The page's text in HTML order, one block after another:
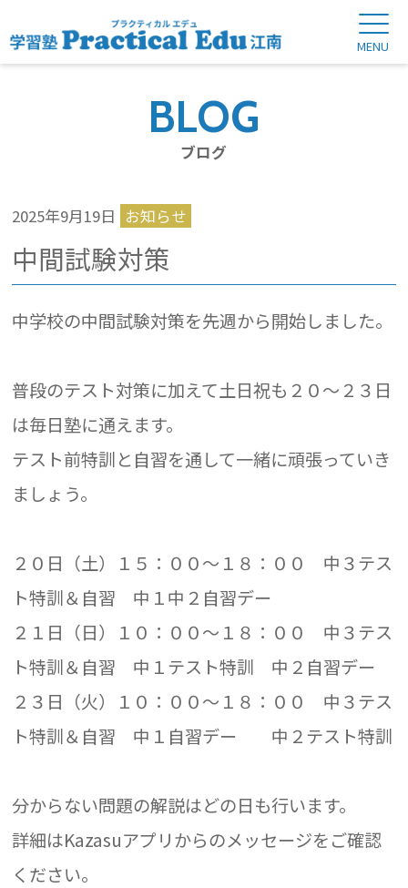
BLOG
ブログ
2025年9月19日 お知らせ
中間試験対策
中学校の中間試験対策を先週から開始しました。
普段のテスト対策に加えて土日祝も２０～２３日
は毎日塾に通えます。
テスト前特訓と自習を通して一緒に頑張っていき
ましょう。
２０日（土）１５：００～１８：００ 中３テス
ト特訓＆自習 中１中２自習デー
２１日（日）１０：００～１８：００ 中３テス
ト特訓＆自習 中１テスト特訓 中２自習デー
２３日（火）１０：００～１８：００ 中３テス
ト特訓＆自習 中１自習デー 中２テスト特訓
分からない問題の解説はどの日も行います。
詳細はKazasuアプリからのメッセージをご確認
ください。